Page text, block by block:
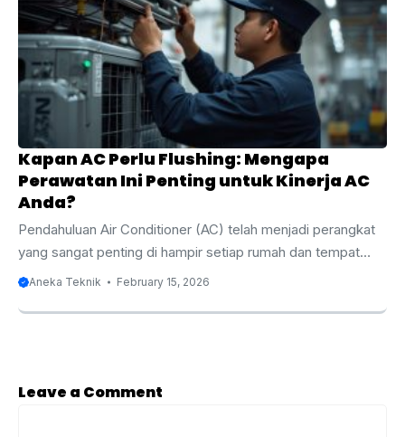
diperbaiki, kerusakan yang lebih besar dapat terjadi. Dalam
artikel ini, kami akan membahas penyebab fuse terbakar,
gejalanya, serta cara mengatasi masalah AC ...
Kapan AC Perlu Flushing: Mengapa
Perawatan Ini Penting untuk Kinerja AC
Anda?
Pendahuluan Air Conditioner (AC) telah menjadi perangkat
yang sangat penting di hampir setiap rumah dan tempat
usaha. AC tidak hanya memberikan kenyamanan dengan
satu perawatan yang sering kali terabaikan oleh pemilik AC
Aneka Teknik February 15, 2026
Leave a Comment